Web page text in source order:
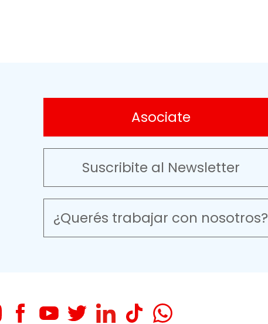
Asociate
Suscribite al Newsletter
¿Querés trabajar con nosotros?